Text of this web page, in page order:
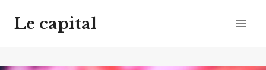
Le capital